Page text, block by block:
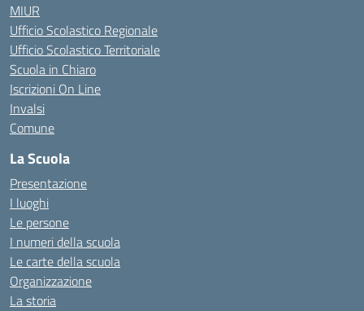
MIUR
Ufficio Scolastico Regionale
Ufficio Scolastico Territoriale
Scuola in Chiaro
Iscrizioni On Line
Invalsi
Comune
La Scuola
Presentazione
I luoghi
Le persone
I numeri della scuola
Le carte della scuola
Organizzazione
La storia